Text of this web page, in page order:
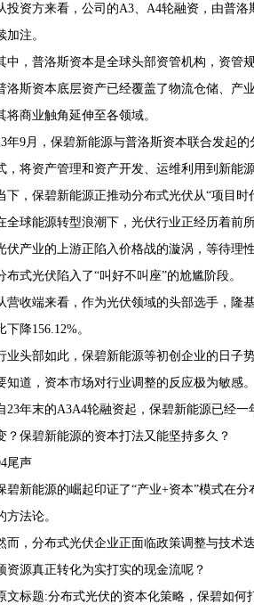
投资方来看，公司的A3、A4轮融资，由普
加注。
中，普洛斯资本是全球头部资管机构，资管
洛斯资本底层资产已经覆盖了物流仓储、产
将商业触角延伸至各领域。
年9月，保碧新能源与普洛斯资本联合发起
，将资产管理和资产开发、运维利用到新能
下，保碧新能源正推动分布式光伏从“项目时
全球能源转型浪潮下，光伏行业正经历着前
伏产业的上游正陷入价格战的漩涡，等待理
布式光伏陷入了“叫好不叫座”的尬尴阶段。
营收端来看，作为光伏领域的头部选手，隆
下降156.12%。
业头部如此，保碧新能源等初创企业的日子
知道，资本市场对行业调整的反应极为敏感。
23年末的A3A4轮融资起，保碧新能源已经
？保碧新能源的资本打法又能坚持多久？
尾声
碧新能源的崛起印证了“产业+资本”模式在
方法论。
而，分布式光伏企业正面临政策调整与技术
资源真正转化为实打实的现金流呢？
文标题:分布式光伏的资本化策略，保碧如